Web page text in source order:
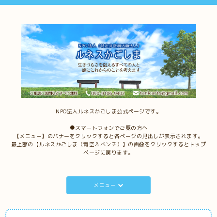
NPO法人ルネスかごしま公式ページです。
●スマートフォンでご覧の方へ
【メニュー】のバナーをクリックすると各ページの見出しが表示されます。
最上部の【ルネスかごしま（青空＆ベンチ）】の画像をクリックするとトップ
ページに戻ります。
メニュー